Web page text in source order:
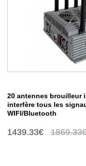
20 antennes brouilleur
interfère tous les
WIFI/Bluetooth
1439.33€